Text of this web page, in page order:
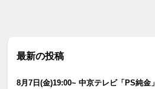
最新の投稿
8月7日(金)19:00~ 中京テレビ「PS純金